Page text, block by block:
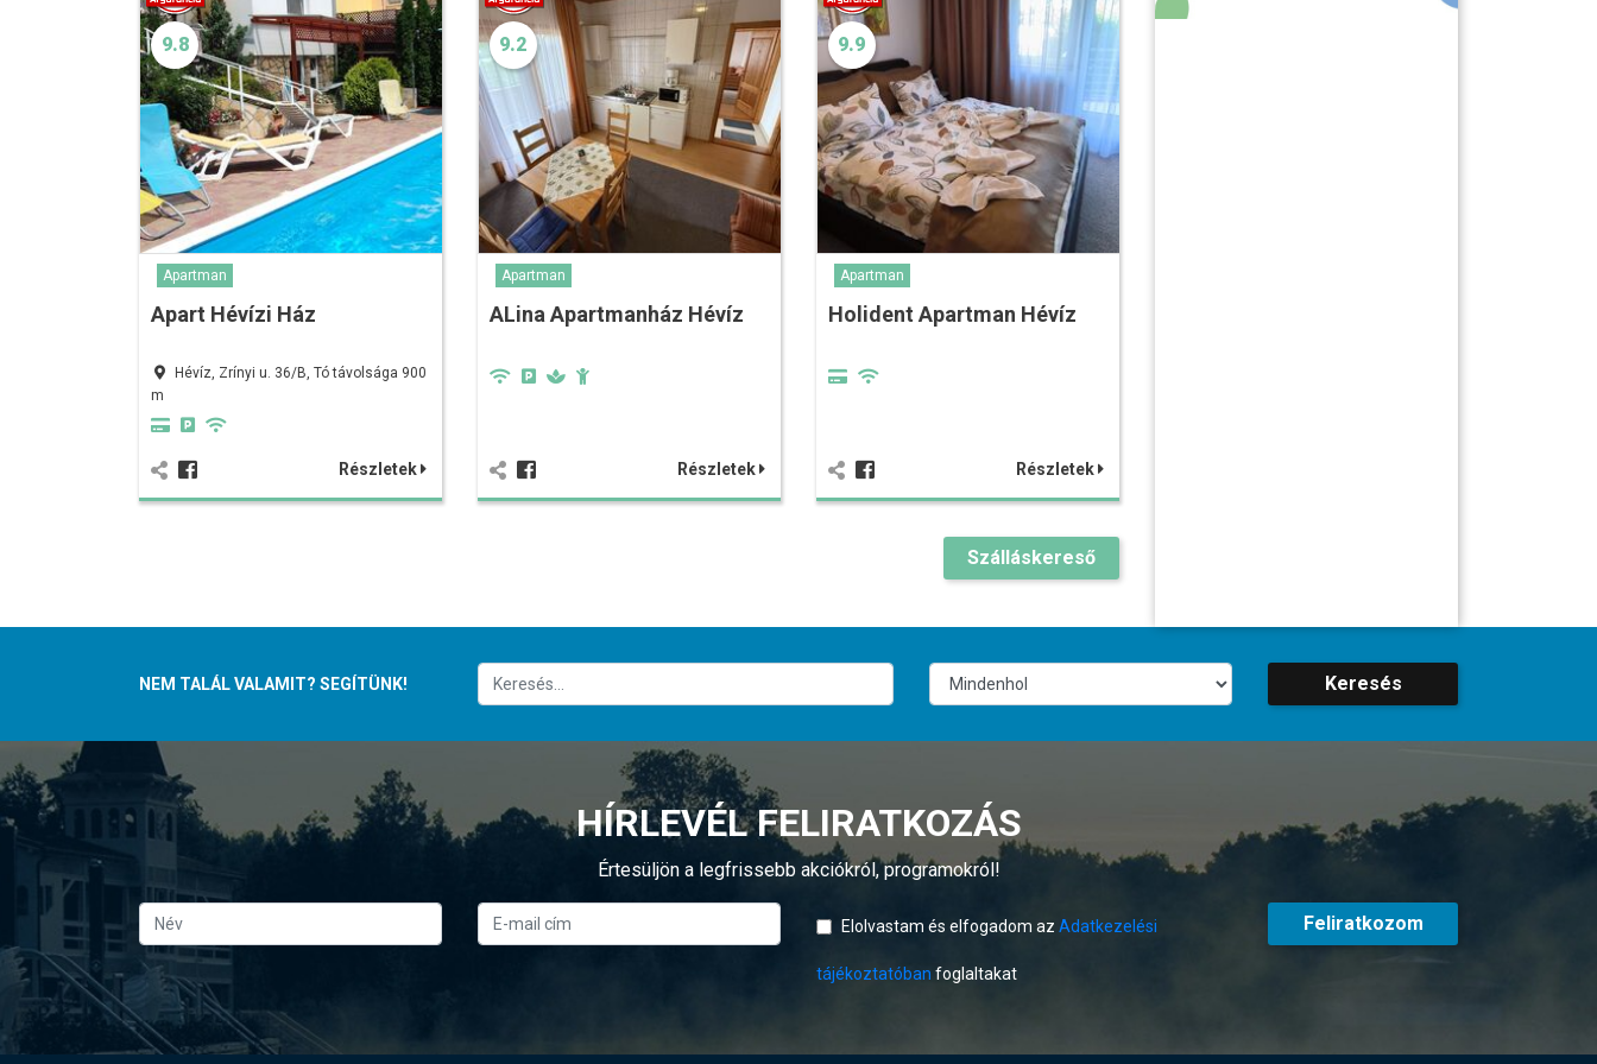
9.8
Apartman
Apart Hévízi Ház
Hévíz, Zrínyi u. 36/B, Tó távolsága 900
m
Részletek
9.2
Apartman
ALina Apartmanház Hévíz
Részletek
9.9
Apartman
Holident Apartman Hévíz
Részletek
Szálláskereső
NEM TALÁL VALAMIT? SEGÍTÜNK! Keresés
HÍRLEVÉL FELIRATKOZÁS
Értesüljön a legfrissebb akciókról, programokról!
Elolvastam és elfogadom az Adatkezelési
tájékoztatóban foglaltakat
Feliratkozom